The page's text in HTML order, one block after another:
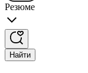
Резюме
Найти